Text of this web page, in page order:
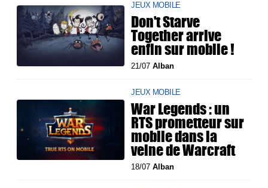
JEUX MOBILE
Don't Starve
Together arrive
enfin sur mobile !
21/07Alban
JEUX MOBILE
War Legends : un
RTS prometteur sur
mobile dans la
veine de Warcraft
18/07Alban